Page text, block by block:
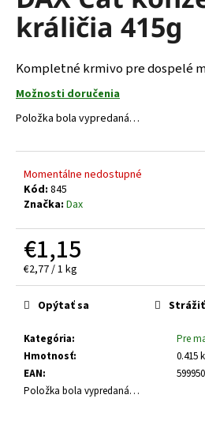
0,0
hviezdičiek.
králičia 415g
Kompletné krmivo pre dospelé
Možnosti doručenia
Položka bola vypredaná…
Momentálne nedostupné
Kód: 845
Značka: Dax
€1,15
Jednotková
cena:
€2,77 / 1 kg
Kategória:
Pre
Hmotnosť:
0.415
EAN:
Položka bola vypredaná…
Opýtať sa Strážiť
á
j
s
ť
?
HĽADAŤ
O
d
p
o
ú
a
m